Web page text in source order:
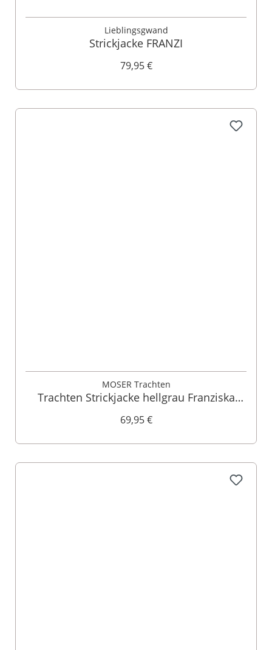
Lieblingsgwand
Strickjacke FRANZI
79,95 €
MOSER Trachten
Trachten Strickjacke hellgrau Franziska
69,95 €